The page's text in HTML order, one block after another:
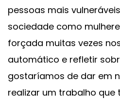
pessoas mais
sociedade como
forçada muitas vezes
automático e refletir
gostaríamos de dar em
realizar um trabalho que